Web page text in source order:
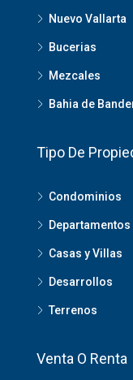
Nuevo Vallarta
Bucerias
Mezcales
Bahia de
Tipo De
Condominios
Departamentos
Casas y Villas
Desarrollos
Terrenos
Venta O Renta